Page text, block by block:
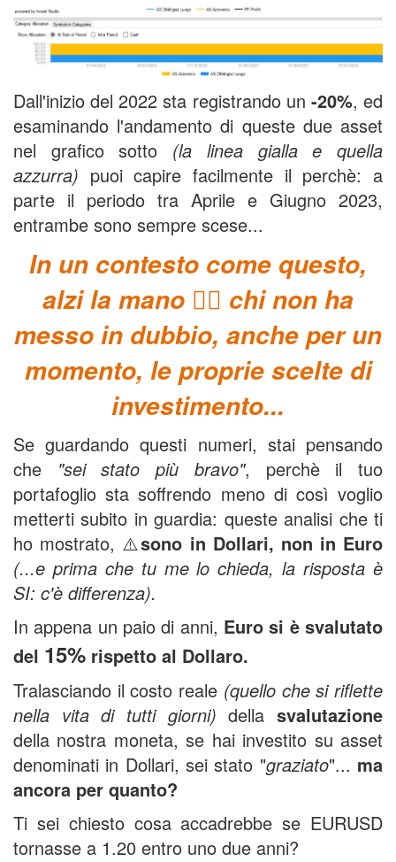
Dall'inizio del 2022 sta registrando un -20%, ed
esaminando l'andamento di queste due asset
nel grafico sotto (la linea gialla e quella
azzurra) puoi capire facilmente il perchè: a
parte il periodo tra Aprile e Giugno 2023,
entrambe sono sempre scese...
In un contesto come questo,
alzi la mano 🙋‍♂️ chi non ha
messo in dubbio, anche per un
momento, le proprie scelte di
investimento...
Se guardando questi numeri, stai pensando
che "sei stato più bravo", perchè il tuo
portafoglio sta soffrendo meno di così voglio
metterti subito in guardia: queste analisi che ti
ho mostrato, ⚠️sono in Dollari, non in Euro
(...e prima che tu me lo chieda, la risposta è
SI: c'è differenza).
In appena un paio di anni, Euro si è svalutato
del 15% rispetto al Dollaro.
Tralasciando il costo reale (quello che si riflette
nella vita di tutti giorni)dellasvalutazione
della nostra moneta, se hai investito su asset
denominati in Dollari, sei stato "graziato"... ma
ancora per quanto?
Ti sei chiesto cosa accadrebbe se EURUSD
tornasse a 1.20 entro uno due anni?